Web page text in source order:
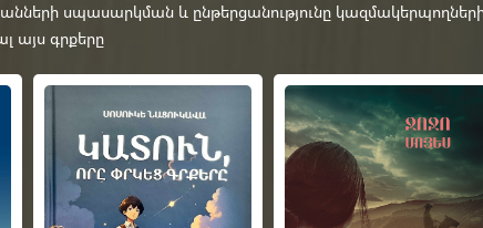
սպասարկման և ընթերցանությունը
այս գրքերը